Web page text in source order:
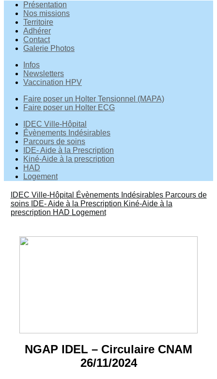
Présentation
Nos missions
Territoire
Adhérer
Contact
Galerie Photos
Infos
Newsletters
Vaccination HPV
Faire poser un Holter Tensionnel (MAPA)
Faire poser un Holter ECG
IDEC Ville-Hôpital
Évènements Indésirables
Parcours de soins
IDE- Aide à la Prescription
Kiné-Aide à la prescription
HAD
Logement
IDEC Ville-Hôpital Évènements Indésirables Parcours de
soins IDE- Aide à la Prescription Kiné-Aide à la
prescription HAD Logement
NGAP IDEL – Circulaire CNAM
26/11/2024